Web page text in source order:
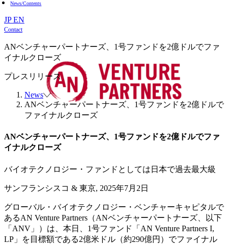
News/Contents
JPEN
Contact
ANベンチャーパートナーズ、1号ファンドを2億ドルでファ
イナルクローズ
プレスリリース
News
ANベンチャーパートナーズ、1号ファンドを2億ドルで
ファイナルクローズ
ANベンチャーパートナーズ、1号ファンドを2億ドルでファ
イナルクローズ
バイオテクノロジー・ファンドとしては日本で過去最大級
サンフランシスコ & 東京, 2025年7月2日
グローバル・バイオテクノロジー・ベンチャーキャピタルで
あるAN Venture Partners（ANベンチャーパートナーズ、以下
「ANV」）は、本日、1号ファンド「AN Venture Partners I,
LP」を目標額である2億米ドル（約290億円）でファイナル